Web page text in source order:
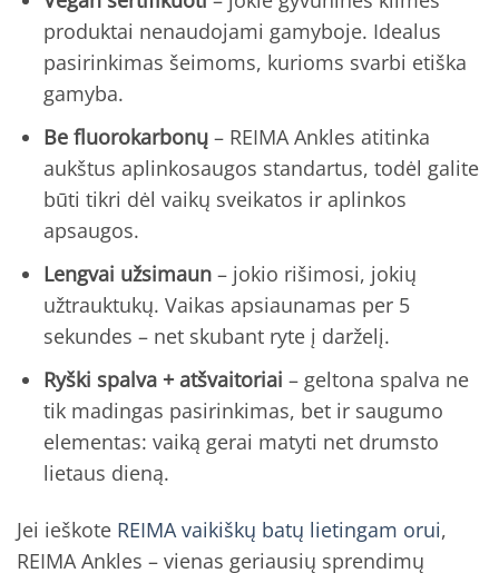
produktai nenaudojami gamyboje. Idealus
pasirinkimas šeimoms, kurioms svarbi etiška
gamyba.
Be fluorokarbonų– REIMA Ankles atitinka
aukštus aplinkosaugos standartus, todėl galite
būti tikri dėl vaikų sveikatos ir aplinkos
apsaugos.
Lengvai užsimaun– jokio rišimosi, jokių
užtrauktukų. Vaikas apsiaunamas per 5
sekundes – net skubant ryte į darželį.
Ryški spalva + atšvaitoriai – geltona spalva ne
tik madingas pasirinkimas, bet ir saugumo
elementas: vaiką gerai matyti net drumsto
lietaus dieną.
Jei ieškote REIMA vaikiškų batų lietingam orui,
REIMA Ankles – vienas geriausių sprendimų